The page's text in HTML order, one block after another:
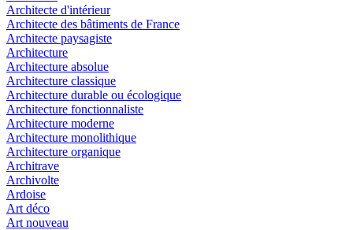
Architecte d'intérieur
Architecte des bâtiments de France
Architecte paysagiste
Architecture
Architecture absolue
Architecture classique
Architecture durable ou écologique
Architecture fonctionnaliste
Architecture moderne
Architecture monolithique
Architecture organique
Architrave
Archivolte
Ardoise
Art déco
Art nouveau